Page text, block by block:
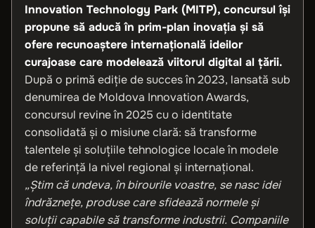
Innovation Technology Park (MITP), concursul își
propune să aducă în prim-plan inovația și să
ofere recunoaștere internațională ideilor
curajoase care modelează viitorul digital al țării.
După o primă ediție de succes în 2023, lansată sub
denumirea de Moldova Innovation Awards,
concursul revine în 2025 cu o identitate
consolidată și o misiune clară: să transforme
talentele și soluțiile tehnologice locale în modele
de referință la nivel regional și internațional.
„Știm că undeva, în birourile voastre, se nasc idei
îndrăznețe, produse care sfidează normele și
soluții capabile să transforme industrii. Companiile